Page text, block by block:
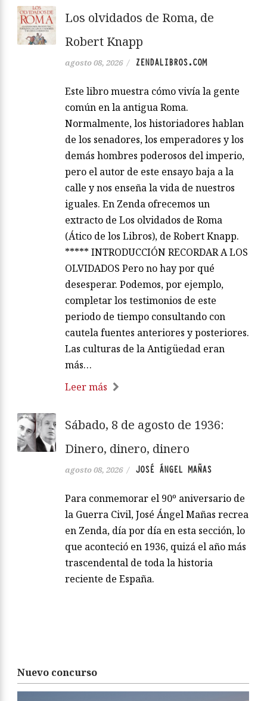
Los olvidados de Roma, de
Robert Knapp
agosto 08, 2026 / ZENDALIBROS.COM
Este libro muestra cómo vivía la gente
común en la antigua Roma.
Normalmente, los historiadores hablan
de los senadores, los emperadores y los
demás hombres poderosos del imperio,
pero el autor de este ensayo baja a la
calle y nos enseña la vida de nuestros
iguales. En Zenda ofrecemos un
extracto de Los olvidados de Roma
(Ático de los Libros), de Robert Knapp.
***** INTRODUCCIÓN RECORDAR A LOS
OLVIDADOS Pero no hay por qué
desesperar. Podemos, por ejemplo,
completar los testimonios de este
periodo de tiempo consultando con
cautela fuentes anteriores y posteriores.
Las culturas de la Antigüedad eran
más…
Leer más
Sábado, 8 de agosto de 1936:
Dinero, dinero, dinero
agosto 08, 2026 / JOSÉ ÁNGEL MAÑAS
Para conmemorar el 90º aniversario de
la Guerra Civil, José Ángel Mañas recrea
en Zenda, día por día en esta sección, lo
que aconteció en 1936, quizá el año más
trascendental de toda la historia
reciente de España.
Nuevo concurso